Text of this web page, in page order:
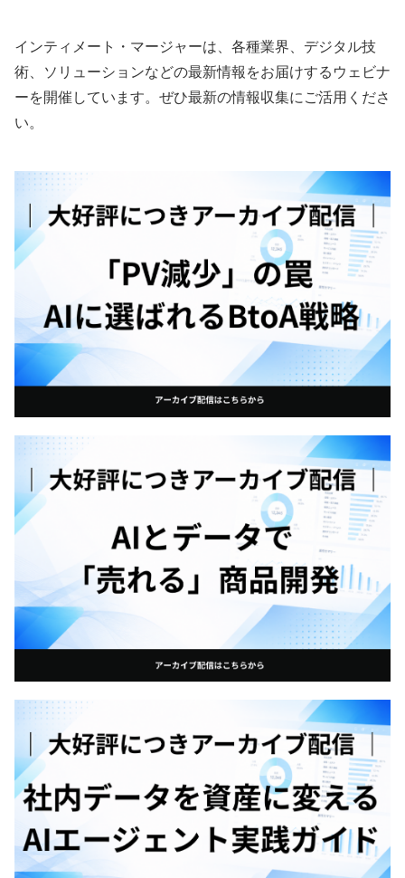
インティメート・マージャーは、各種業界、デジタル技
術、ソリューションなどの最新情報をお届けするウェビナ
ーを開催しています。ぜひ最新の情報収集にご活用くださ
い。